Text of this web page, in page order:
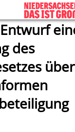
des
über